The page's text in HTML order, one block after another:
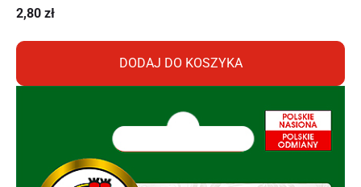
2,80 zł
DODAJ DO KOSZYKA